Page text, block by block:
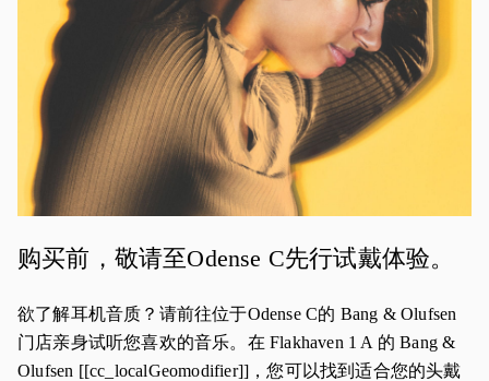
购买前，敬请至Odense C先行试戴体验。
欲了解耳机音质？请前往位于Odense C的 Bang & Olufsen
门店亲身试听您喜欢的音乐。在 Flakhaven 1 A 的 Bang &
Olufsen [[cc_localGeomodifier]]，您可以找到适合您的头戴